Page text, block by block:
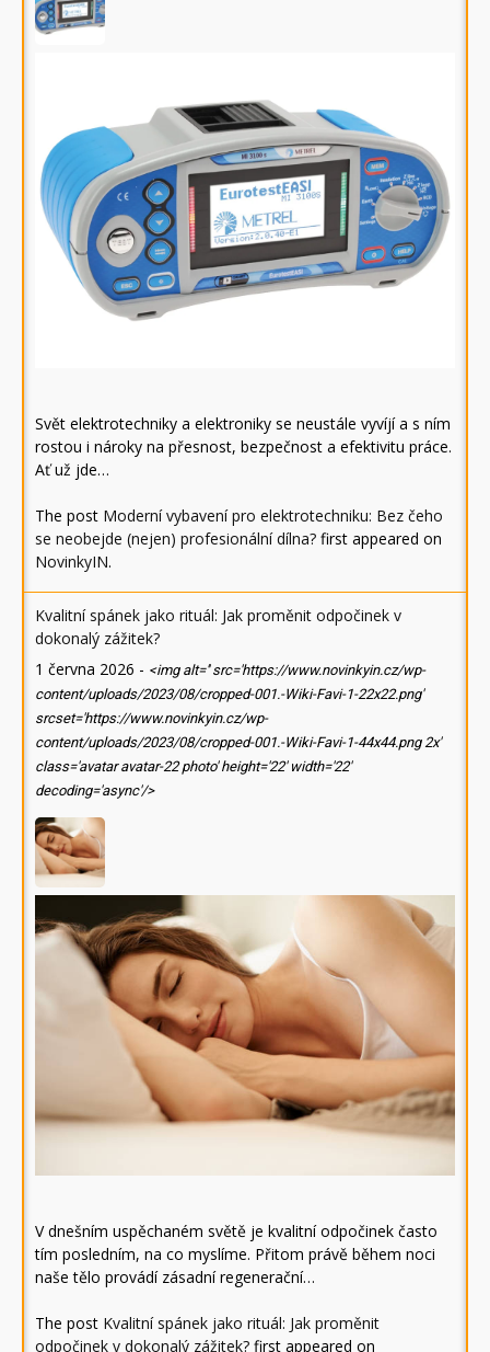
Svět elektrotechniky a elektroniky se neustále vyvíjí a s ním
rostou i nároky na přesnost, bezpečnost a efektivitu práce.
Ať už jde…
The post Moderní vybavení pro elektrotechniku: Bez čeho
se neobejde (nejen) profesionální dílna? first appeared on
NovinkyIN.
Kvalitní spánek jako rituál: Jak proměnit odpočinek v
dokonalý zážitek?
1 června 2026 - <img alt='' src='https://www.novinkyin.cz/wp-
content/uploads/2023/08/cropped-001.-Wiki-Favi-1-22x22.png'
srcset='https://www.novinkyin.cz/wp-
content/uploads/2023/08/cropped-001.-Wiki-Favi-1-44x44.png 2x'
class='avatar avatar-22 photo' height='22' width='22'
decoding='async'/>
V dnešním uspěchaném světě je kvalitní odpočinek často
tím posledním, na co myslíme. Přitom právě během noci
naše tělo provádí zásadní regenerační…
The post Kvalitní spánek jako rituál: Jak proměnit
odpočinek v dokonalý zážitek? first appeared on